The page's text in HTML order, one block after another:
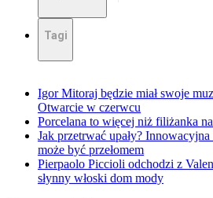
Tagi
Igor Mitoraj będzie miał swoje
Otwarcie w czerwcu
Porcelana to więcej niż filiżanka
Jak przetrwać upały?
może być przełomem
Pierpaolo Piccioli odchodzi z
słynny włoski dom mody